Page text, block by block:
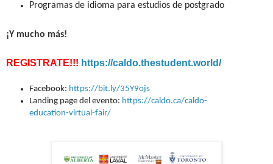
Programas de idioma para estudios de postgrado
¡Y mucho más!
REGISTRATE!!! https://caldo.thestudent.world/
Facebook: https://bit.ly/35Y9ojs
Landing page del evento: https://caldo.ca/caldo-
education-virtual-fair/